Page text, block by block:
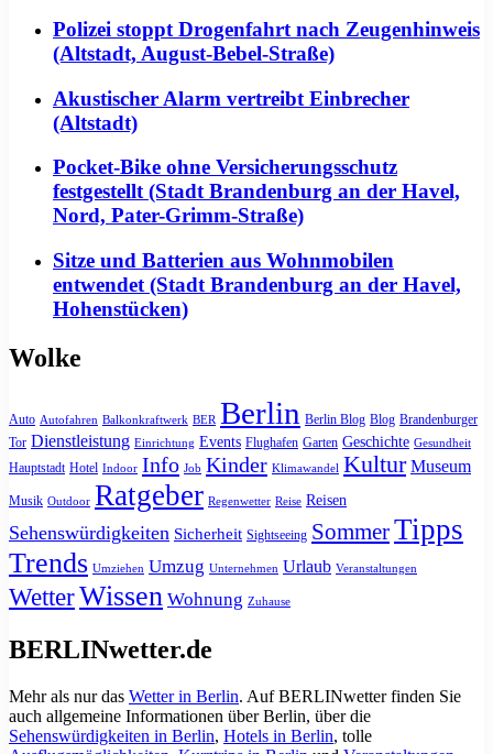
Polizei stoppt Drogenfahrt nach Zeugenhinweis
(Altstadt, August-Bebel-Straße)
Akustischer Alarm vertreibt Einbrecher
(Altstadt)
Pocket-Bike ohne Versicherungsschutz
festgestellt (Stadt Brandenburg an der Havel,
Nord, Pater-Grimm-Straße)
Sitze und Batterien aus Wohnmobilen
entwendet (Stadt Brandenburg an der Havel,
Hohenstücken)
Wolke
Auto Autofahren Balkonkraftwerk BER Berlin Berlin Blog Blog Brandenburger
Tor Dienstleistung Einrichtung Events Flughafen Garten Geschichte Gesundheit
Hauptstadt Hotel Indoor Info Job Kinder Klimawandel Kultur Museum
Musik Outdoor Ratgeber Regenwetter Reise Reisen
Sehenswürdigkeiten Sicherheit Sightseeing SommerTipps
Trends Umziehen Umzug Unternehmen Urlaub Veranstaltungen
WetterWissen Wohnung Zuhause
BERLINwetter.de
Mehr als nur das Wetter in Berlin. Auf BERLINwetter finden Sie
auch allgemeine Informationen über Berlin, über die
Sehenswürdigkeiten in Berlin, Hotels in Berlin, tolle